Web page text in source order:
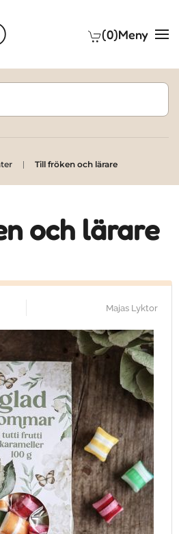
(0)Meny
Till fröken och lärare
och lärare
Majas Lyktor